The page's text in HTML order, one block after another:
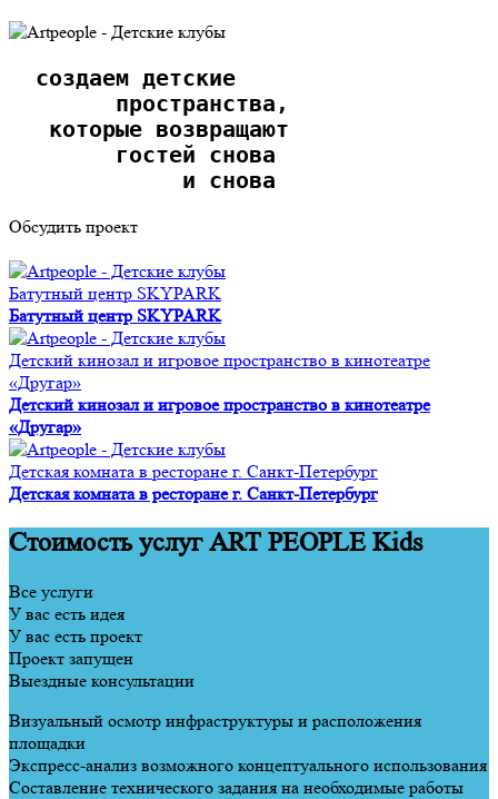
  создаем детские
        пространства,
   которые возвращают
        гостей снова
             и снова
Обсудить проект
Батутный центр SKYPARK
Батутный центр SKYPARK
Детский кинозал и игровое пространство в кинотеатре
«Другар»
Детский кинозал и игровое пространство в кинотеатре
«Другар»
Детская комната в ресторане г. Санкт-Петербург
Детская комната в ресторане г. Санкт-Петербург
Стоимость услуг ART PEOPLE Kids
Все услуги
У вас есть идея
У вас есть проект
Проект запущен
Выездные консультации
Визуальный осмотр инфраструктуры и расположения
площадки
Экспресс-анализ возможного концептуального использования
Составление технического задания на необходимые работы